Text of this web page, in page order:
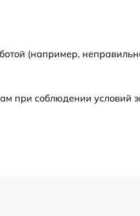
(например,
при соблюдении условий